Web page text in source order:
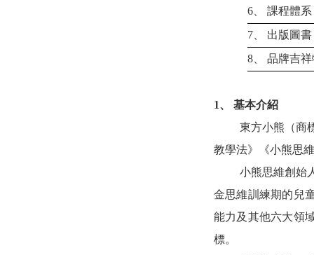
6、 課程體系
7、 出版圖書
8、 品牌吉祥
1、 基本介紹
東方小熊（商
教學法》
《小熊思
小熊思維創始
金思維訓練期的兒
能力及其他六大領
標。